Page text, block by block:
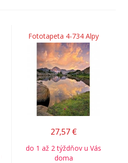
Fototapeta 4-734 Alpy
27,57 €
do 1 až 2 týždňov u Vás
doma